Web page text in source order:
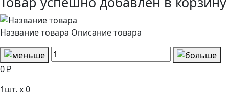
Название товара Описание товара
0 ₽
1шт. x0